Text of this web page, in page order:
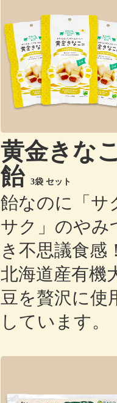
黄金きな
飴 3袋 セット
飴なのに「サ
サク」のやみ
き不思議食感
北海道産有機
豆を贅沢に使
しています。